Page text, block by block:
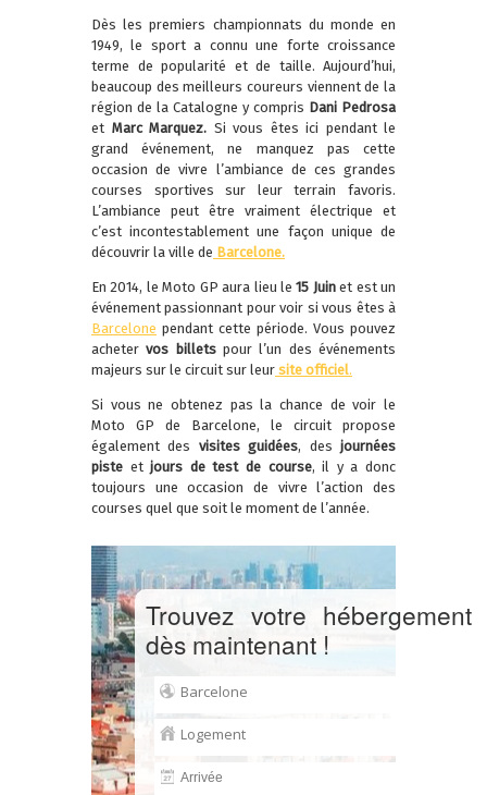
Dès les premiers championnats du monde en
1949, le sport a connu une forte croissance
terme de popularité et de taille. Aujourd’hui,
beaucoup des meilleurs coureurs viennent de la
région de la Catalogne y compris Dani Pedrosa
et Marc Marquez. Si vous êtes ici pendant le
grand événement, ne manquez pas cette
occasion de vivre l’ambiance de ces grandes
courses sportives sur leur terrain favoris.
L’ambiance peut être vraiment électrique et
c’est incontestablement une façon unique de
découvrir la ville de Barcelone.
En 2014, le Moto GP aura lieu le15 Juinet est un
événement passionnant pour voir si vous êtes à
Barcelone pendant cette période. Vous pouvez
acheter vos billetspour l’un des événements
majeurs sur le circuit sur leur site officiel.
Si vous ne obtenez pas la chance de voir le
Moto GP de Barcelone, le circuit propose
également des visites guidées, desjournées
piste etjours de test de course, il y a donc
toujours une occasion de vivre l’action des
courses quel que soit le moment de l’année.
Trouvez votre hébergement
dès maintenant !